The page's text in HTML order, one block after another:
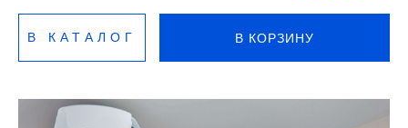
В КАТАЛОГ В КОРЗИНУ